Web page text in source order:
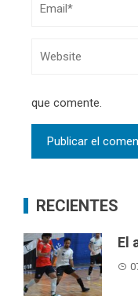
que comente.
RECIENTES
El